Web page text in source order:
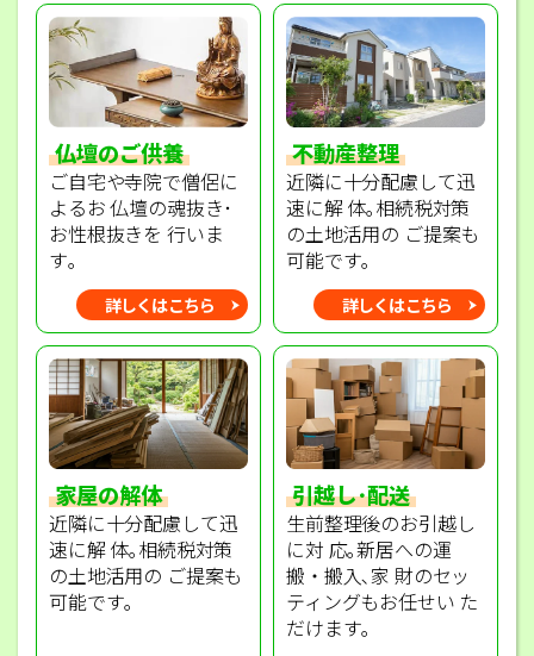
仏壇のご供養
ご自宅や寺院で僧侶に
よるお 仏壇の魂抜き･
お性根抜きを 行いま
す｡
詳しくはこちら
不動産整理
近隣に十分配慮して迅
速に解 体｡相続税対策
の土地活用の ご提案も
可能です｡
詳しくはこちら
家屋の解体
近隣に十分配慮して迅
速に解 体｡相続税対策
の土地活用の ご提案も
可能です｡
引越し･配送
生前整理後のお引越し
に対 応｡新居への運
搬・搬入､家 財のセッ
ティングもお任せい た
だけます｡